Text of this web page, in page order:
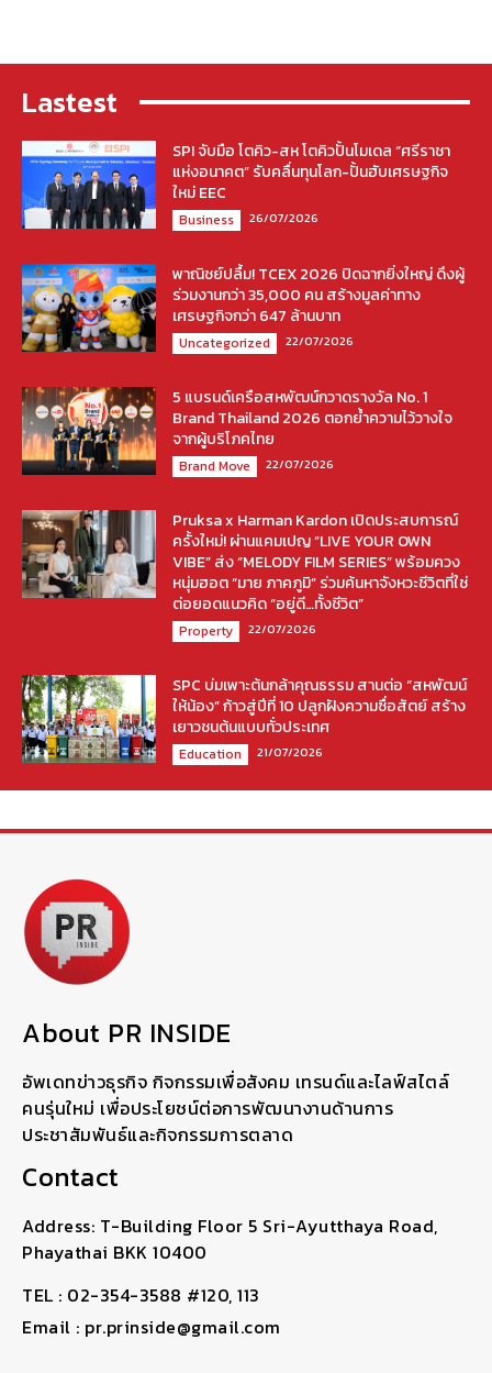
Lastest
SPI จับมือ โตคิว-สห โตคิวปั้นโมเดล “ศรีราชา
แห่งอนาคต” รับคลื่นทุนโลก-ปั้นฮับเศรษฐกิจ
ใหม่ EEC
Business 26/07/2026
พาณิชย์ปลื้ม! TCEX 2026 ปิดฉากยิ่งใหญ่ ดึงผู้
ร่วมงานกว่า 35,000 คน สร้างมูลค่าทาง
เศรษฐกิจกว่า 647 ล้านบาท
Uncategorized 22/07/2026
5 แบรนด์เครือสหพัฒน์กวาดรางวัล No. 1
Brand Thailand 2026 ตอกย้ำความไว้วางใจ
จากผู้บริโภคไทย
Brand Move 22/07/2026
Pruksa x Harman Kardon เปิดประสบการณ์
ครั้งใหม่! ผ่านแคมเปญ “LIVE YOUR OWN
VIBE” ส่ง “MELODY FILM SERIES” พร้อมควง
หนุ่มฮอต “มาย ภาคภูมิ” ร่วมค้นหาจังหวะชีวิตที่ใช่
ต่อยอดแนวคิด “อยู่ดี…ทั้งชีวิต”
Property 22/07/2026
SPC บ่มเพาะต้นกล้าคุณธรรม สานต่อ “สหพัฒน์
ให้น้อง” ก้าวสู่ปีที่ 10 ปลูกฝังความซื่อสัตย์ สร้าง
เยาวชนต้นแบบทั่วประเทศ
Education 21/07/2026
About PR INSIDE
อัพเดทข่าวธุรกิจ กิจกรรมเพื่อสังคม เทรนด์และไลฟ์สไตล์
คนรุ่นใหม่ เพื่อประโยชน์ต่อการพัฒนางานด้านการ
ประชาสัมพันธ์และกิจกรรมการตลาด
Contact
Address: T-Building Floor 5 Sri-Ayutthaya Road,
Phayathai BKK 10400
TEL : 02-354-3588 #120, 113
Email : pr.prinside@gmail.com